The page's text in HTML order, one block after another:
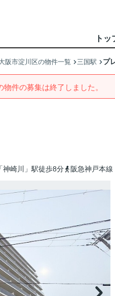
トッ
阪市淀川区の物件一覧 三国駅 プ
物件の募集は終了しました。
神崎川」駅徒歩8分 阪急神戸本